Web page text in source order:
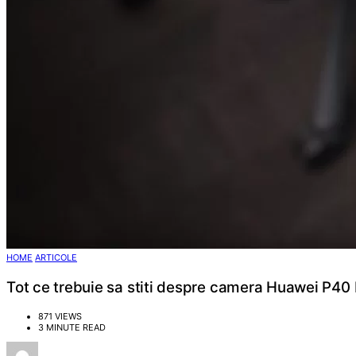
HOME ARTICOLE
Tot ce trebuie sa stiti despre camera Huawei P40
871 VIEWS
3 MINUTE READ